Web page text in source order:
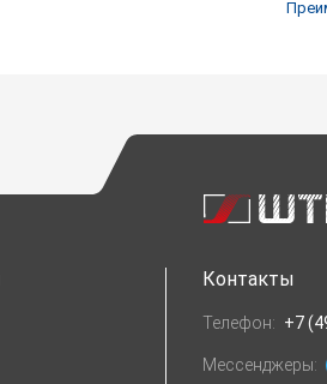
Контакты
Телефон: +7
Мессенджеры: